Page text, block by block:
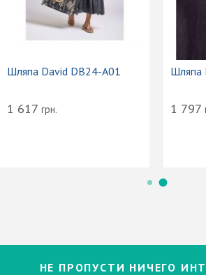
Шляпа David DB24-A01
1 617 грн.
Шляпа
1 797
НЕ ПРОПУСТИ НИЧЕГО